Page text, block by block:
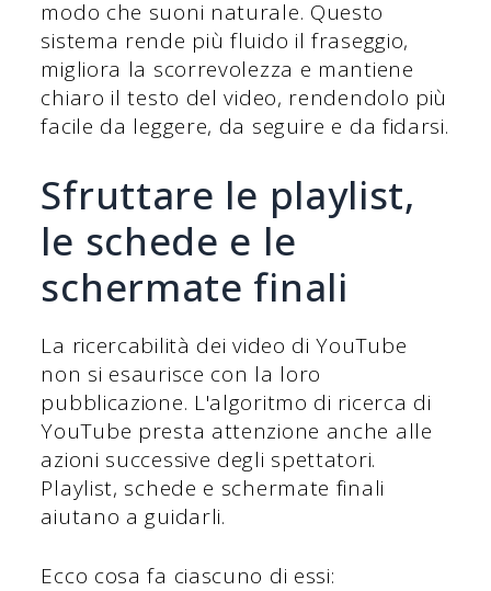
modo che suoni naturale. Questo
sistema rende più fluido il fraseggio,
migliora la scorrevolezza e mantiene
chiaro il testo del video, rendendolo più
facile da leggere, da seguire e da fidarsi.
Sfruttare le playlist,
le schede e le
schermate finali
La ricercabilità dei video di YouTube
non si esaurisce con la loro
pubblicazione. L'algoritmo di ricerca di
YouTube presta attenzione anche alle
azioni successive degli spettatori.
Playlist, schede e schermate finali
aiutano a guidarli.
Ecco cosa fa ciascuno di essi: